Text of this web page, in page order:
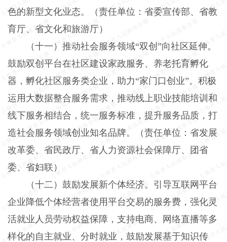
色的新型文化业态。（责任单位：省委宣传部、省教
育厅、省文化和旅游厅）
（十一）推动社会服务领域“双创”向社区延伸。
鼓励双创平台在社区建设家政服务、养老托育孵化
器，孵化社区服务类企业，助力“家门口创业”。积极
运用大数据整合服务需求，推动线上职业技能培训和
线下服务相结合，统一服务标准，提升服务品质，打
造社会服务领域创业知名品牌。（责任单位：省发展
改革委、省民政厅、省人力资源社会保障厅、团省
委、省妇联）
（十二）鼓励发展新个体经济。引导互联网平台
企业降低个体经营者使用平台交易的服务费，强化灵
活就业人员劳动权益保障，支持电商、网络直播等多
样化的自主就业、分时就业，鼓励发展基于知识传